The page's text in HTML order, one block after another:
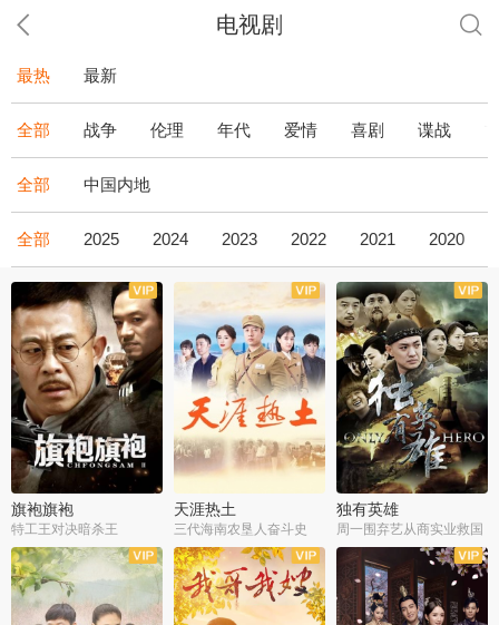
电视剧
最热 最新
全部 战争 伦理 年代 爱情 喜剧 谍战
全部 中国内地
全部 2025 2024 2023 2022 2021 2020
全43集
旗袍旗袍
特工王对决暗杀王
全36集
天涯热土
三代海南农垦人奋斗史
全34集
独有英雄
周一围弃艺从商实业救国
全34集
全50集 全51集